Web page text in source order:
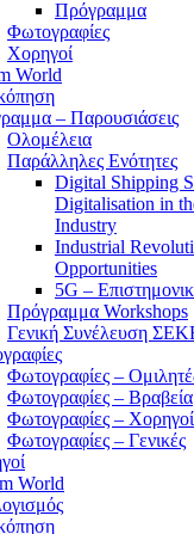
Πρόγραμμα
Φωτογραφίες
Χορηγοί
World
– Παρουσιάσεις
Ολομέλεια
Παράλληλες Ενότητες
Digital Shipping
Digitalisation in
Industry
Industrial
Opportunities
5G –
Πρόγραμμα Workshops
Γενική Συνέλευση
Φωτογραφίες –
Φωτογραφίες – Βραβεία
Φωτογραφίες – Χορηγοί
Φωτογραφίες – Γενικές
World